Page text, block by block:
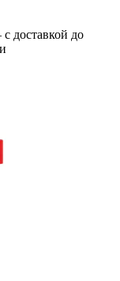
доставкой до